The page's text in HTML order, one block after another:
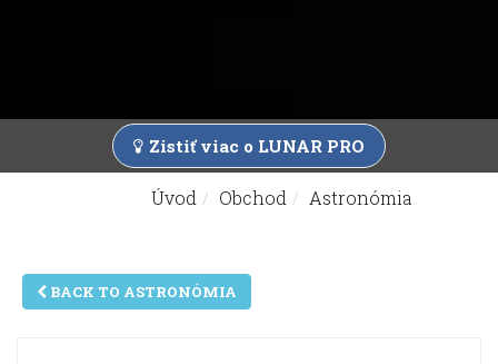
Zistiť viac o LUNAR PRO
Úvod Obchod Astronómia
BACK TO ASTRONÓMIA